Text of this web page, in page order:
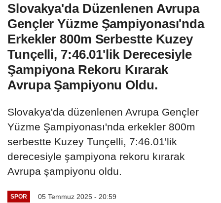
Slovakya'da Düzenlenen Avrupa
Gençler Yüzme Şampiyonası'nda
Erkekler 800m Serbestte Kuzey
Tunçelli, 7:46.01'lik Derecesiyle
Şampiyona Rekoru Kırarak
Avrupa Şampiyonu Oldu.
Slovakya'da düzenlenen Avrupa Gençler
Yüzme Şampiyonası'nda erkekler 800m
serbestte Kuzey Tunçelli, 7:46.01'lik
derecesiyle şampiyona rekoru kırarak
Avrupa şampiyonu oldu.
SPOR 05 Temmuz 2025 - 20:59